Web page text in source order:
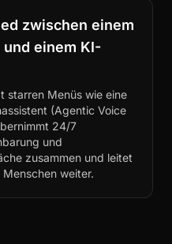
zwischen einem
einem KI-
starren Menüs wie eine
(Agentic Voice
24/7
und
zusammen und leitet
weiter.